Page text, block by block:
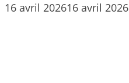
16 avril 202616 avril 2026